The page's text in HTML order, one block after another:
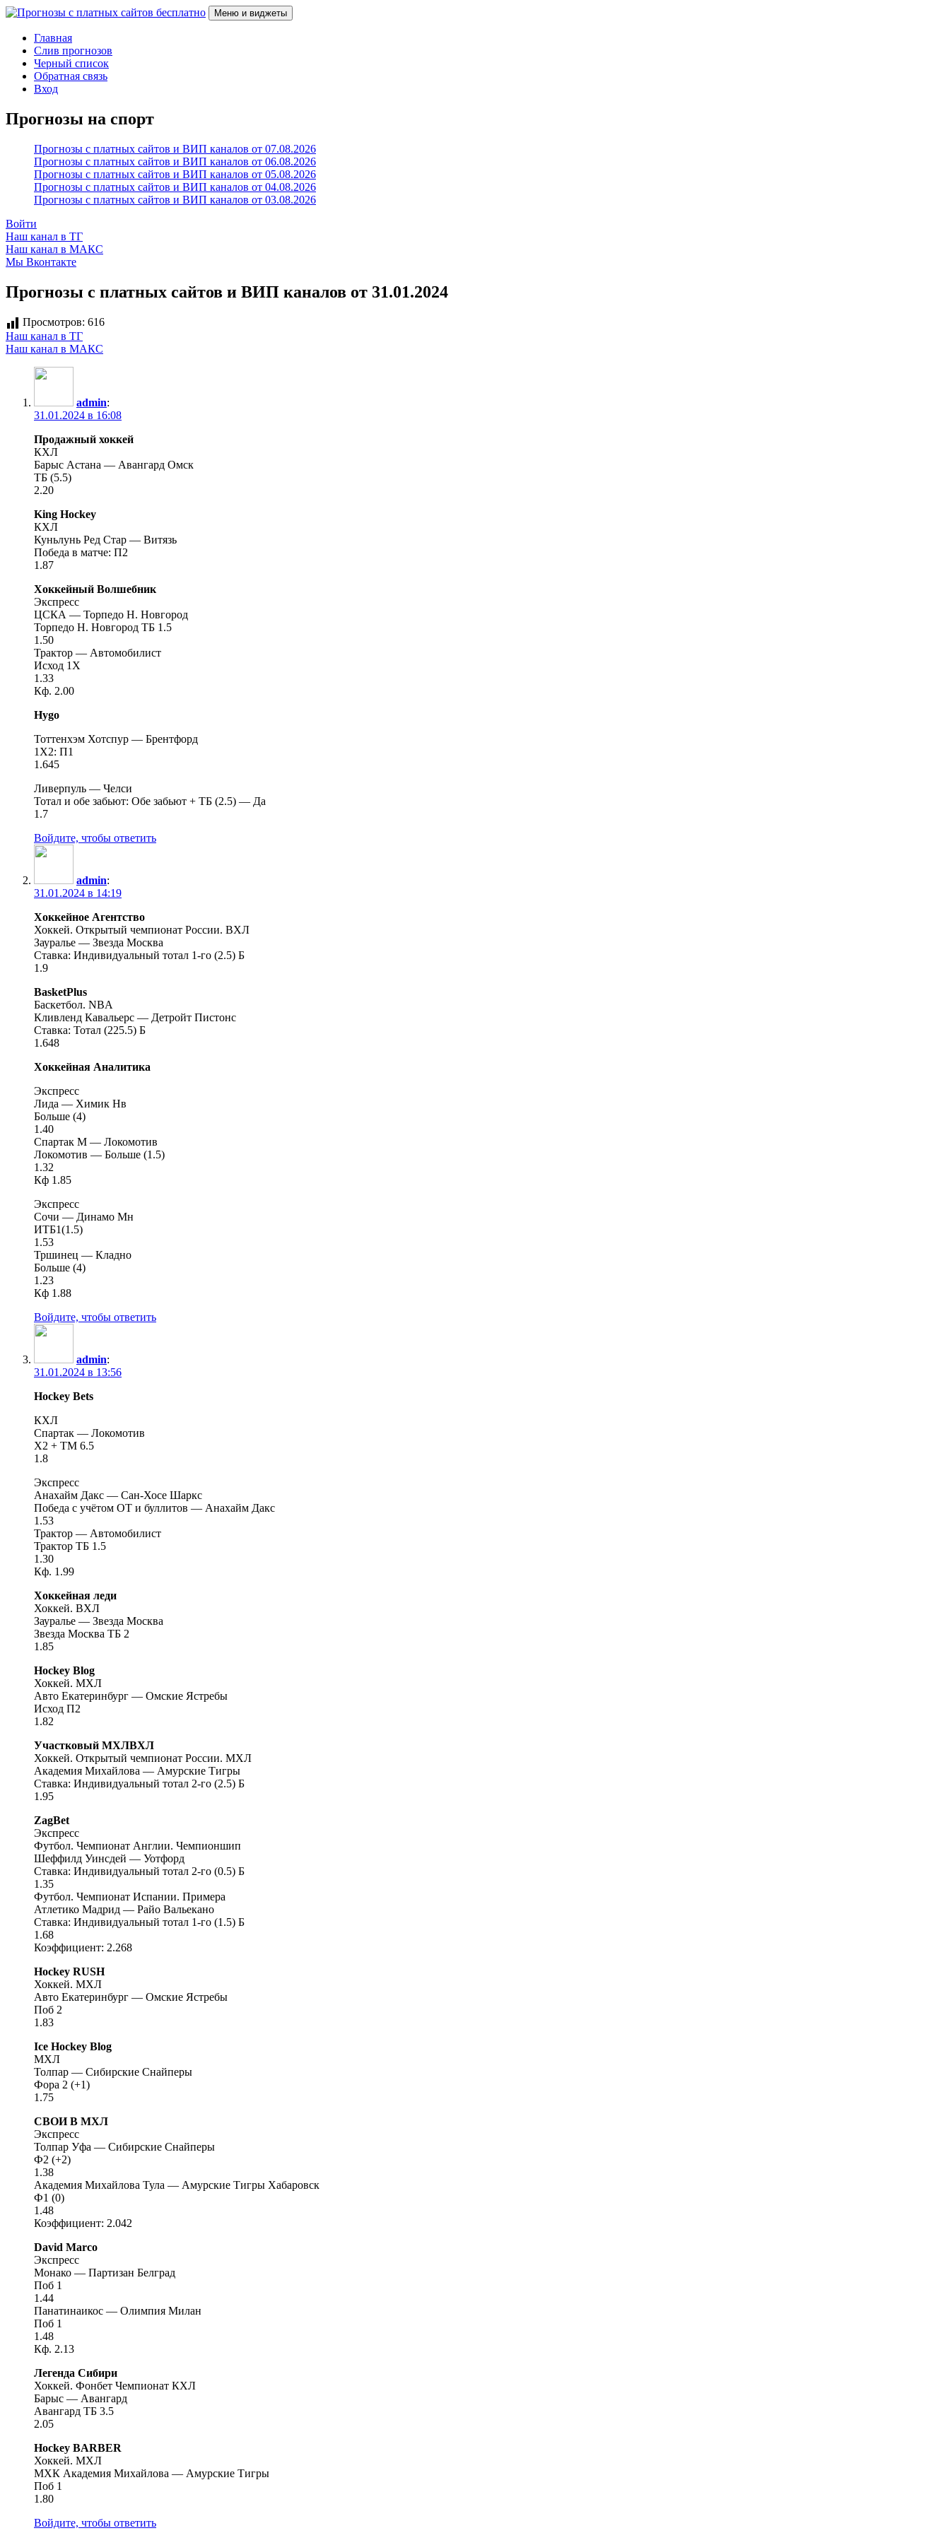
Перейти
содержимому
Прогнозы с платных сайтов бесплатно
Слив прогнозов с платных VIP каналов
Меню и виджеты
Главная
Слив прогнозов
Черный список
Обратная связь
Вход
Прогнозы на спорт
Прогнозы с платных сайтов и ВИП каналов от 07.08.2026
Прогнозы с платных сайтов и ВИП каналов от 06.08.2026
Прогнозы с платных сайтов и ВИП каналов от 05.08.2026
Прогнозы с платных сайтов и ВИП каналов от 04.08.2026
Прогнозы с платных сайтов и ВИП каналов от 03.08.2026
Войти
Наш канал в ТГ
Наш канал в МАКС
Мы Вконтакте
Прогнозы с платных сайтов и ВИП каналов от 31.01.2024
Просмотров: 616
Наш канал в ТГ
Наш канал в МАКС
admin:
31.01.2024 в 16:08
Продажный хоккей
КХЛ
Барыс Астана — Авангард Омск
ТБ (5.5)
2.20
King Hockey
КХЛ
Куньлунь Ред Стар — Витязь
Победа в матче: П2
1.87
Хоккейный Волшебник
Экспресс
ЦСКА — Торпедо Н. Новгород
Торпедо Н. Новгород ТБ 1.5
1.50
Трактор — Автомобилист
Исход 1X
1.33
Кф. 2.00
Hygo
Тоттенхэм Хотспур — Брентфорд
1X2: П1
1.645
Ливерпуль — Челси
Тотал и обе забьют: Обе забьют + ТБ (2.5) — Да
1.7
Войдите, чтобы ответить
admin:
31.01.2024 в 14:19
Хоккейное Агентство
Хоккей. Открытый чемпионат России. ВХЛ
Зауралье — Звезда Москва
Ставка: Индивидуальный тотал 1-го (2.5) Б
1.9
BasketPlus
Баскетбол. NBA
Кливленд Кавальерс — Детройт Пистонс
Ставка: Тотал (225.5) Б
1.648
Хоккейная Аналитика
Экспресс
Лида — Химик Нв
Больше (4)
1.40
Спартак М — Локомотив
Локомотив — Больше (1.5)
1.32
Кф 1.85
Экспресс
Сочи — Динамо Мн
ИТБ1(1.5)
1.53
Тршинец — Кладно
Больше (4)
1.23
Кф 1.88
Войдите, чтобы ответить
admin:
31.01.2024 в 13:56
Hockey Bets
КХЛ
Спартак — Локомотив
X2 + TM 6.5
1.8
Экспресс
Анахайм Дакс — Сан-Хосе Шаркс
Победа с учётом ОТ и буллитов — Анахайм Дакс
1.53
Трактор — Автомобилист
Трактор ТБ 1.5
1.30
Кф. 1.99
Хоккейная леди
Хоккей. ВХЛ
Зауралье — Звезда Москва
Звезда Москва ТБ 2
1.85
Hockey Blog
Хоккей. МХЛ
Авто Екатеринбург — Омские Ястребы
Исход П2
1.82
Участковый МХЛВХЛ
Хоккей. Открытый чемпионат России. МХЛ
Академия Михайлова — Амурские Тигры
Ставка: Индивидуальный тотал 2-го (2.5) Б
1.95
ZagBet
Экспресс
Футбол. Чемпионат Англии. Чемпионшип
Шеффилд Уинсдей — Уотфорд
Ставка: Индивидуальный тотал 2-го (0.5) Б
1.35
Футбол. Чемпионат Испании. Примера
Атлетико Мадрид — Райо Вальекано
Ставка: Индивидуальный тотал 1-го (1.5) Б
1.68
Коэффициент: 2.268
Hockey RUSH
Хоккей. МХЛ
Авто Екатеринбург — Омские Ястребы
Поб 2
1.83
Ice Hockey Blog
МХЛ
Толпар — Сибирские Снайперы
Фора 2 (+1)
1.75
СВОИ В МХЛ
Экспресс
Толпар Уфа — Сибирские Снайперы
Ф2 (+2)
1.38
Академия Михайлова Тула — Амурские Тигры Хабаровск
Ф1 (0)
1.48
Коэффициент: 2.042
David Marco
Экспресс
Монако — Партизан Белград
Поб 1
1.44
Панатинаикос — Олимпия Милан
Поб 1
1.48
Кф. 2.13
Легенда Сибири
Хоккей. Фонбет Чемпионат КХЛ
Барыс — Авангард
Авангард ТБ 3.5
2.05
Hockey BARBER
Хоккей. МХЛ
МХК Академия Михайлова — Амурские Тигры
Поб 1
1.80
Войдите, чтобы ответить